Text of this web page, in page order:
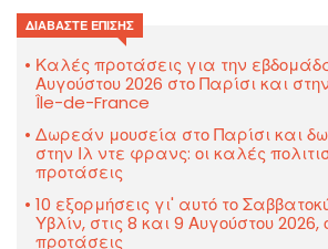
ΔΙΑΒΆΣΤΕ ΕΠΊΣΗΣ
Καλές προτάσεις για την
Αυγούστου 2026 στο Παρίσι και
Île-de-France
Δωρεάν μουσεία στο Παρίσι και
στην Ιλ ντε φρανς: οι καλές
προτάσεις
10 εξορμήσεις γι' αυτό το
Υβλίν, στις 8 και 9 Αυγούστου 2026,
προτάσεις